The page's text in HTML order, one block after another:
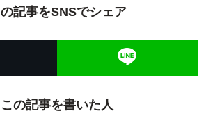
記事をSNSでシェア
この記事を書いた人